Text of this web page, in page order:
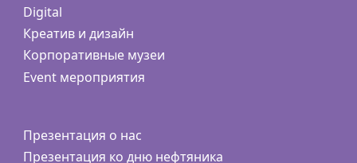
Digital
Креатив и дизайн
Корпоративные музеи
Event мероприятия
Презентация о нас
Презентация ко дню нефтяника